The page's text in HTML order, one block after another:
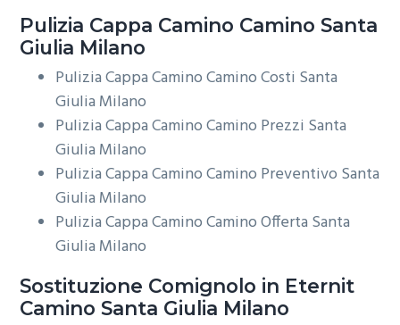
Pulizia Cappa Camino Camino Santa
Giulia Milano
Pulizia Cappa Camino Camino Costi Santa
Giulia Milano
Pulizia Cappa Camino Camino Prezzi Santa
Giulia Milano
Pulizia Cappa Camino Camino Preventivo Santa
Giulia Milano
Pulizia Cappa Camino Camino Offerta Santa
Giulia Milano
Sostituzione Comignolo in Eternit
Camino Santa Giulia Milano